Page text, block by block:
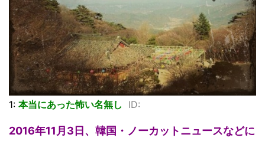
1: 本当にあった怖い名無し ID:
2016年11月3日、韓国・ノーカットニュースなどに